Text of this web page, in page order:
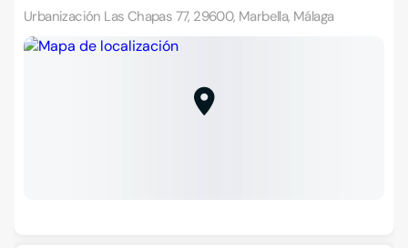
Urbanización Las Chapas 77, 29600, Marbella, Málaga